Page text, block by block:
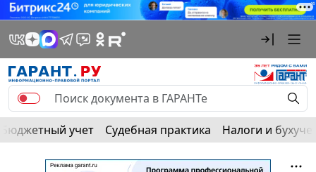
Бюджетный учет Судебная практика Налоги и